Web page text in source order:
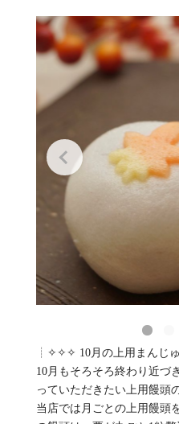
┊✧✧✧ 10月の上用まんじ
10月もそろそろ終わり近づ
っていただきたい上用饅頭
当店では月ごとの上用饅頭